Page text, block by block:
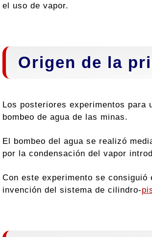
el uso de vapor.
Origen de la
Los posteriores experimentos
bombeo de agua de las minas.
El bombeo del agua se realizó
por la condensación del vapor
Con este experimento se
invención del sistema de cilindro-